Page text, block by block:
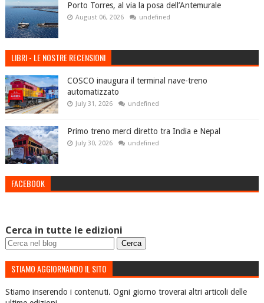
Porto Torres, al via la posa dell’Antemurale
August 06, 2026 undefined
LIBRI - LE NOSTRE RECENSIONI
COSCO inaugura il terminal nave-treno
automatizzato
July 31, 2026 undefined
Primo treno merci diretto tra India e Nepal
July 30, 2026 undefined
FACEBOOK
Cerca in tutte le edizioni
STIAMO AGGIORNANDO IL SITO
Stiamo inserendo i contenuti. Ogni giorno troverai altri articoli delle